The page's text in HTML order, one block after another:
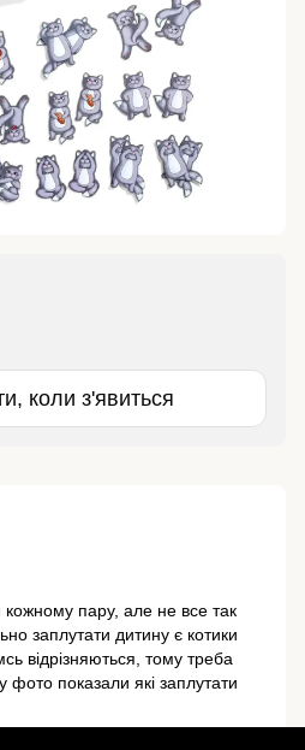
коли з'явиться
пару, але не все так
заплутати дитину є котики
відрізняються, тому треба
показали які заплутати